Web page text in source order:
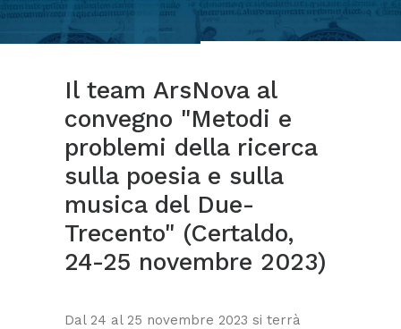
ABOUT
NEWS
STRUMENTI
PUBBLICAZIONI
LANDINI INAUDITO
CONTATTI
Il team ArsNova al
convegno "Metodi e
problemi della ricerca
sulla poesia e sulla
musica del Due-
Trecento" (Certaldo,
24-25 novembre 2023)
Dal 24 al 25 novembre 2023 si terrà